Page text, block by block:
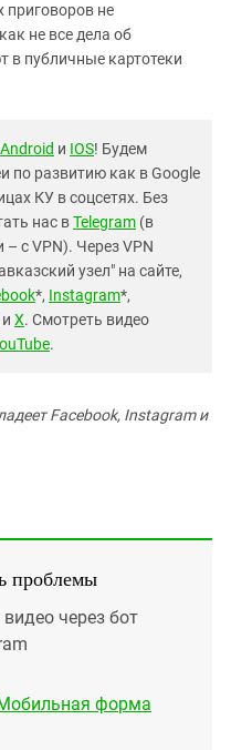
приговоров не
не все дела об
в публичные картотеки
Android и IOS! Будем
по развитию как в Google
КУ в соцсетях. Без
нас вTelegram (в
с VPN). Через VPN
узел" на сайте,
*, Instagram*,
и X. Смотреть видео
.
Facebook, Instagram и
проблемы
через бот
форма